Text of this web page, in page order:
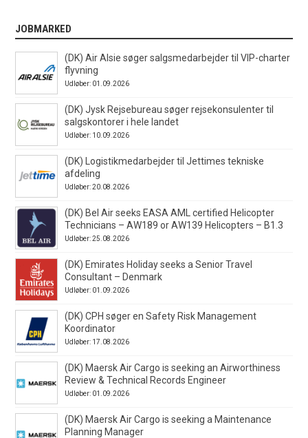
JOBMARKED
(DK) Air Alsie søger salgsmedarbejder til VIP-charter
flyvning
Udløber: 01.09.2026
(DK) Jysk Rejsebureau søger rejsekonsulenter til
salgskontorer i hele landet
Udløber: 10.09.2026
(DK) Logistikmedarbejder til Jettimes tekniske
afdeling
Udløber: 20.08.2026
(DK) Bel Air seeks EASA AML certified Helicopter
Technicians – AW189 or AW139 Helicopters – B1.3
Udløber: 25.08.2026
(DK) Emirates Holiday seeks a Senior Travel
Consultant – Denmark
Udløber: 01.09.2026
(DK) CPH søger en Safety Risk Management
Koordinator
Udløber: 17.08.2026
(DK) Maersk Air Cargo is seeking an Airworthiness
Review & Technical Records Engineer
Udløber: 01.09.2026
(DK) Maersk Air Cargo is seeking a Maintenance
Planning Manager